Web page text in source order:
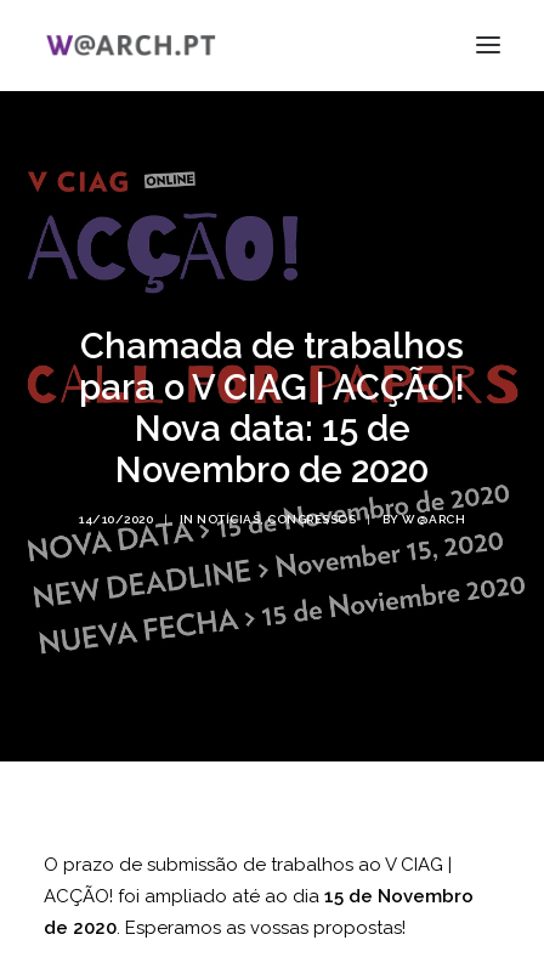
PROJETO + EQUIPA
INVESTIGAÇÃO
V CIAG
NOTÍCIAS
LIGAÇÕES
Chamada de trabalhos
para o V CIAG | ACÇÃO!
Nova data: 15 de
Novembro de 2020
14/10/2020 | IN NOTÍCIAS,CONGRESSOS | BYW@ARCH
O prazo de submissão de trabalhos ao V CIAG |
ACÇÃO! foi ampliado até ao dia 15 de Novembro
de 2020. Esperamos as vossas propostas!